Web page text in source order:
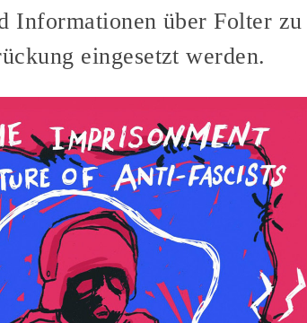
Informationen über Folter
eingesetzt werden.